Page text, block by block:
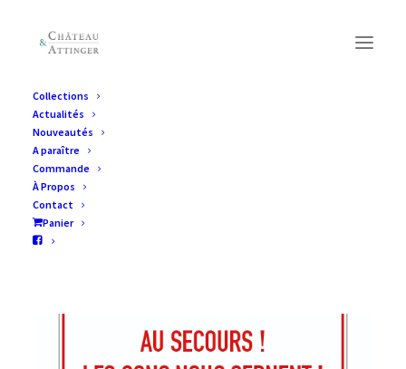
Collections
Actualités
Nouveautés
A paraître
Commande
À Propos
Contact
Panier